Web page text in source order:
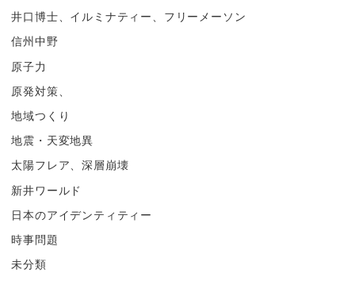
井口博士、イルミナティー、フリーメーソン
信州中野
原子力
原発対策、
地域つくり
地震・天変地異
太陽フレア、深層崩壊
新井ワールド
日本のアイデンティティー
時事問題
未分類